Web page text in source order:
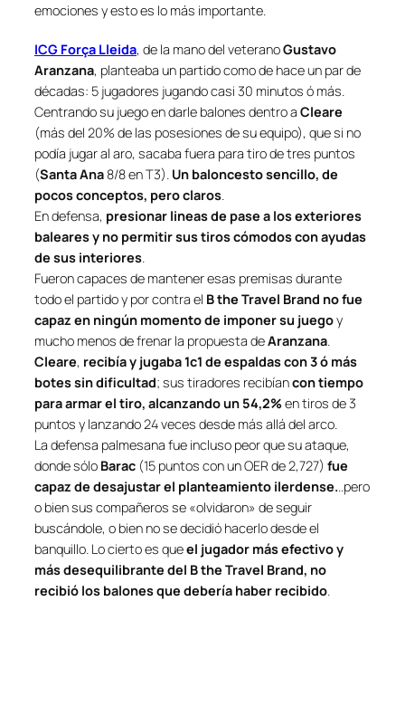
emociones y esto es lo más importante.
ICG Força Lleida, de la mano del veteranoGustavo
Aranzana, planteaba un partido como de hace un par de
décadas: 5 jugadores jugando casi 30 minutos ó más.
Centrando su juego en darle balones dentro a Cleare
(más del 20% de las posesiones de su equipo), que si no
podía jugar al aro, sacaba fuera para tiro de tres puntos
(Santa Ana 8/8 en T3). Un baloncesto sencillo, de
pocos conceptos, pero claros.
En defensa, presionar lineas de pase a los exteriores
baleares y no permitir sus tiros cómodos con ayudas
de sus interiores.
Fueron capaces de mantener esas premisas durante
todo el partido y por contra el B the Travel Brand no fue
capaz en ningún momento de imponer su juegoy
mucho menos de frenar la propuesta deAranzana.
Cleare, recibía y jugaba 1c1 de espaldas con 3 ó más
botes sin dificultad; sus tiradores recibíancon tiempo
para armar el tiro, alcanzando un 54,2%en tiros de 3
puntos y lanzando 24 veces desde más allá del arco.
La defensa palmesana fue incluso peor que su ataque,
donde sólo Barac (15 puntos con un OER de 2,727) fue
capaz de desajustar el planteamiento ilerdense...pero
o bien sus compañeros se «olvidaron» de seguir
buscándole, o bien no se decidió hacerlo desde el
banquillo. Lo cierto es queel jugador más efectivo y
más desequilibrante del B the Travel Brand, no
recibió los balones que debería haber recibido.